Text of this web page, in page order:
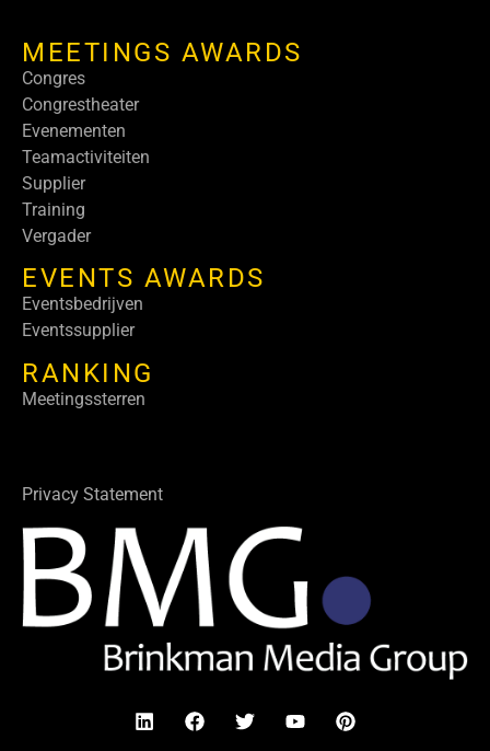
MEETINGS AWARDS
Congres
Congrestheater
Evenementen
Teamactiviteiten
Supplier
Training
Vergader
EVENTS AWARDS
Eventsbedrijven
Eventssupplier
RANKING
Meetingssterren
Privacy Statement